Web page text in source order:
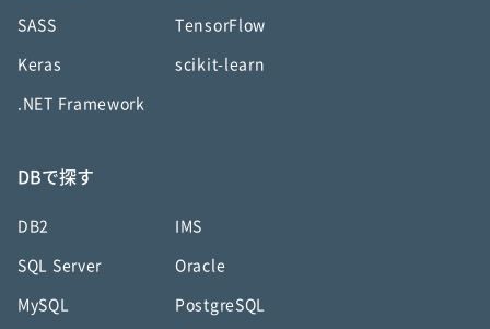
SASS TensorFlow
Keras scikit-learn
.NET Framework
DBで探す
DB2 IMS
SQL Server Oracle
MySQL PostgreSQL